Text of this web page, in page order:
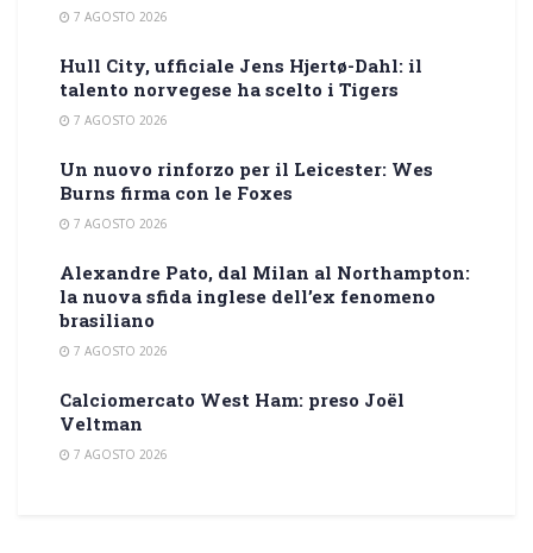
7 AGOSTO 2026
Hull City, ufficiale Jens Hjertø-Dahl: il
talento norvegese ha scelto i Tigers
7 AGOSTO 2026
Un nuovo rinforzo per il Leicester: Wes
Burns firma con le Foxes
7 AGOSTO 2026
Alexandre Pato, dal Milan al Northampton:
la nuova sfida inglese dell’ex fenomeno
brasiliano
7 AGOSTO 2026
Calciomercato West Ham: preso Joël
Veltman
7 AGOSTO 2026